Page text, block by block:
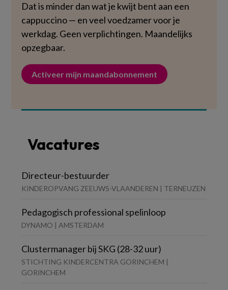
Dat is minder dan wat je kwijt bent aan een
cappuccino — en veel voedzamer voor je
werkdag. Geen verplichtingen. Maandelijks
opzegbaar.
Activeer mijn maandabonnement
Vacatures
Directeur-bestuurder
KINDEROPVANG ZEEUWS-VLAANDEREN | TERNEUZEN
Pedagogisch professional spelinloop
DYNAMO | AMSTERDAM
Clustermanager bij SKG (28-32 uur)
STICHTING KINDERCENTRA GORINCHEM |
GORINCHEM